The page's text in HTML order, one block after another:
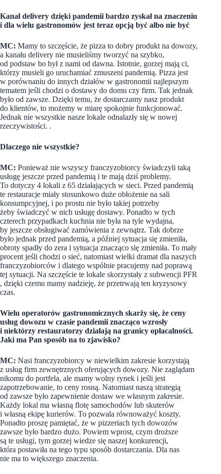
Kanał delivery dzięki pandemii bardzo zyskał na znaczeniu
i dla wielu gastronomów jest teraz opcją być albo nie być
MC: Mamy to szczęście, że pizza to dobry produkt na dowozy,
a kanału delivery nie musieliśmy tworzyć na szybko,
od podstaw bo był z nami od dawna. Istotnie, gorzej mają ci,
którzy musieli go uruchamiać zmuszeni pandemią. Pizza jest
w porównaniu do innych działów w gastronomii najlepszym
tematem jeśli chodzi o dostawy do domu czy firm. Tak jednak
było od zawsze. Dzięki temu, że dostarczamy nasz produkt
do klientów, to możemy w miarę spokojnie funkcjonować.
Jednak nie wszystkie nasze lokale odnalazły się w nowej
rzeczywistości. .
Dlaczego nie wszystkie?
MC: Ponieważ nie wszyscy franczyzobiorcy świadczyli taką
usługę jeszcze przed pandemią i te mają dziś problemy.
To dotyczy 4 lokali z 65 działających w sieci. Przed pandemią
te restauracje miały stosunkowo duże obłożenie na sali
konsumpcyjnej, i po prostu nie było takiej potrzeby
żeby świadczyć w nich usługę dostawy. Ponadto w tych
czterech przypadkach kuchnia nie była na tyle wydajna,
by jeszcze obsługiwać zamówienia z zewnątrz. Tak dobrze
było jednak przed pandemią, a później sytuacja się zmieniła,
obroty spadły do zera i sytuacja znacząco się zmieniła. To mały
procent jeśli chodzi o sieć, natomiast wielki dramat dla naszych
franczyzobiorców i dlatego wspólnie pracujemy nad poprawą
tej sytuacji. Na szczęście te lokale skorzystały z subwencji PFR
, dzięki czemu mamy nadzieję, że przetrwają ten kryzysowy
czas.
Wielu operatorów gastronomicznych skarży się, że ceny
usług dowozu w czasie pandemii znacząco wzrosły
i niektórzy restauratorzy działają na granicy opłacalności.
Jaki ma Pan sposób na to zjawisko?
MC: Nasi franczyzobiorcy w niewielkim zakresie korzystają
z usług firm zewnętrznych oferujących dowozy. Nie zaglądam
nikomu do portfela, ale mamy wolny rynek i jeśli jest
zapotrzebowanie, to ceny rosną. Natomiast naszą strategią
od zawsze było zapewnienie dostaw we własnym zakresie.
Każdy lokal ma własną flotę samochodów lub skuterów
i własną ekipę kurierów. To pozwala równoważyć koszty.
Ponadto proszę pamiętać, że w pizzeriach tych dowozów
zawsze było bardzo dużo. Powiem wprost, czym droższe
są te usługi, tym gorzej wiedze się naszej konkurencji,
która postawiła na tego typu sposób dostarczania. Dla nas
nie ma to większego znaczenia.